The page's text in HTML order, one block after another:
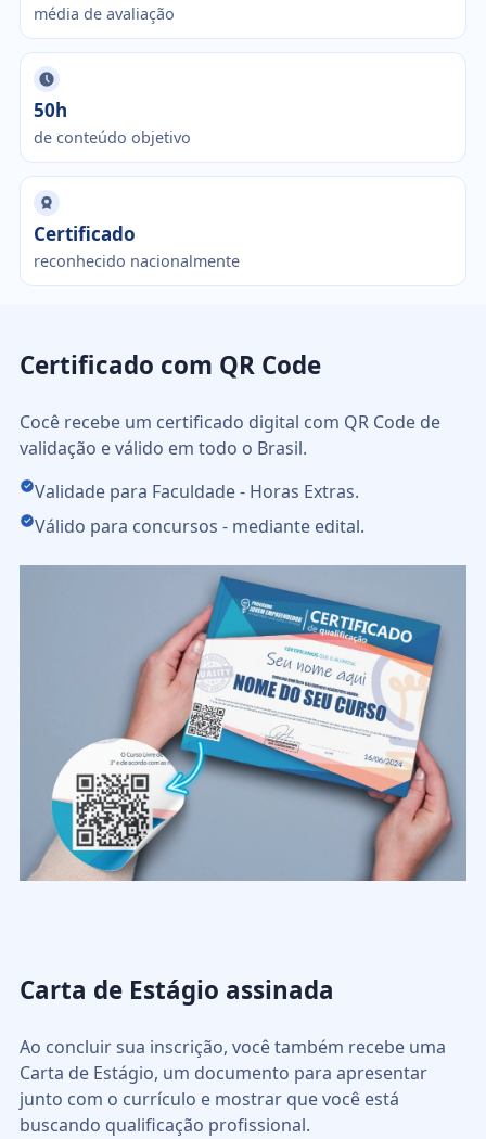
média de avaliação
50h
de conteúdo objetivo
Certificado
reconhecido nacionalmente
Certificado com QR Code
Cocê recebe um certificado digital com QR Code de
validação e válido em todo o Brasil.
Validade para Faculdade - Horas Extras.
Válido para concursos - mediante edital.
Carta de Estágio assinada
Ao concluir sua inscrição, você também recebe uma
Carta de Estágio, um documento para apresentar
junto com o currículo e mostrar que você está
buscando qualificação profissional.